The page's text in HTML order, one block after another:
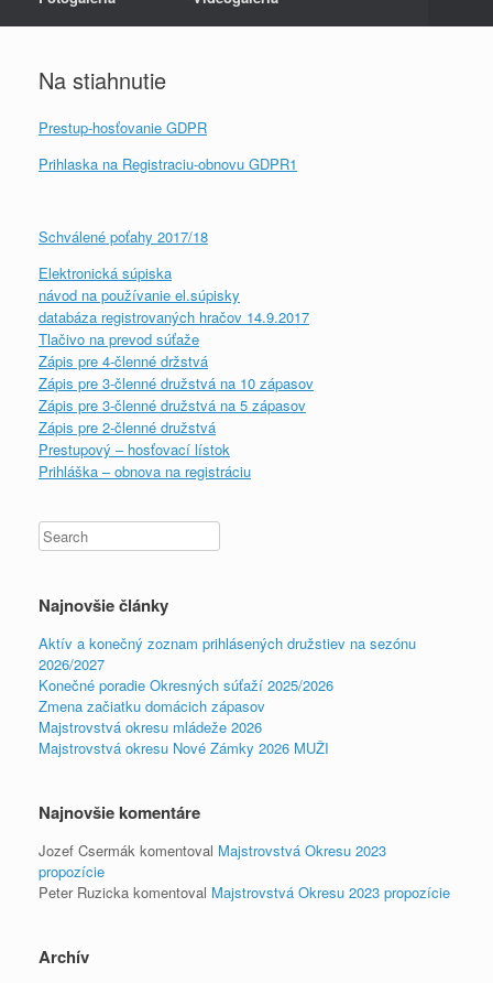
Na stiahnutie
Prestup-hosťovanie GDPR
Prihlaska na Registraciu-obnovu GDPR1
Schválené poťahy 2017/18
Elektronická súpiska
návod na používanie el.súpisky
databáza registrovaných hračov 14.9.2017
Tlačivo na prevod súťaže
Zápis pre 4-členné držstvá
Zápis pre 3-členné družstvá na 10 zápasov
Zápis pre 3-členné družstvá na 5 zápasov
Zápis pre 2-členné družstvá
Prestupový – hosťovací lístok
Prihláška – obnova na registráciu
Najnovšie články
Aktív a konečný zoznam prihlásených družstiev na sezónu
2026/2027
Konečné poradie Okresných súťaží 2025/2026
Zmena začiatku domácich zápasov
Majstrovstvá okresu mládeže 2026
Majstrovstvá okresu Nové Zámky 2026 MUŽI
Najnovšie komentáre
Jozef Csermák komentoval Majstrovstvá Okresu 2023
propozície
Peter Ruzicka komentoval Majstrovstvá Okresu 2023 propozície
Archív